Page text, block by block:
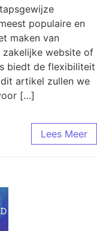
populaire en
maken van
website of
biedt de flexibiliteit
artikel zullen we
[…]
Lees Meer